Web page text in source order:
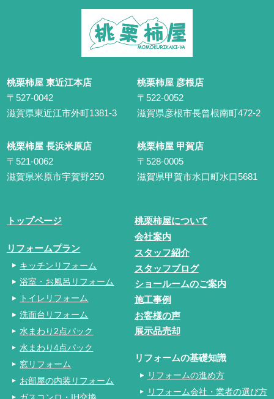
桃栗柿屋 東近江本店
〒527-0042
滋賀県東近江市外町1381-3
桃栗柿屋 彦根店
〒522-0052
滋賀県彦根市長曾根南町472-2
桃栗柿屋 長浜米原店
〒521-0062
滋賀県米原市宇賀野250
桃栗柿屋 甲賀店
〒528-0005
滋賀県甲賀市水口町水口5681
トップページ
リフォームプラン
キッチンリフォーム
浴室・お風呂リフォーム
トイレリフォーム
洗面台リフォーム
水まわり2点パック
水まわり4点パック
窓リフォーム
お部屋の内装リフォーム
桃栗柿屋について
会社案内
スタッフ紹介
スタッフブログ
ショールームのご案内
施工事例
お客様の声
展示品売却
リフォームの基礎知識
リフォームの進め方
リフォーム会社・業者の選び方